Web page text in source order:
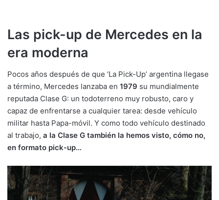
Las pick-up de Mercedes en la
era moderna
Pocos años después de que ‘La Pick-Up’ argentina llegase
a término, Mercedes lanzaba en 1979 su mundialmente
reputada Clase G: un todoterreno muy robusto, caro y
capaz de enfrentarse a cualquier tarea: desde vehículo
militar hasta Papa-móvil. Y como todo vehículo destinado
al trabajo, a la Clase G también la hemos visto, cómo no,
en formato pick-up…